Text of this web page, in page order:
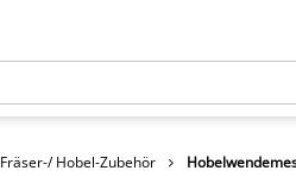
Fräser-/ Hobel-Zubehör